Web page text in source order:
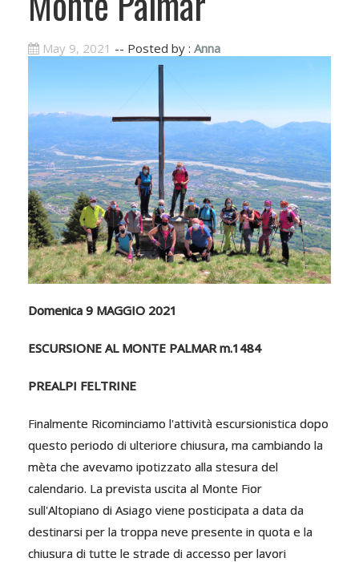
May 9, 2021 -- Posted by : Anna
Domenica 9 MAGGIO 2021
ESCURSIONE AL MONTE PALMAR m.1484
PREALPI FELTRINE
Finalmente Ricominciamo l'attività escursionistica dopo
questo periodo di ulteriore chiusura, ma cambiando la
mèta che avevamo ipotizzato alla stesura del
calendario. La prevista uscita al Monte Fior
sull'Altopiano di Asiago viene posticipata a data da
destinarsi per la troppa neve presente in quota e la
chiusura di tutte le strade di accesso per lavori